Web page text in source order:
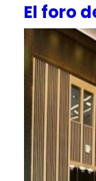
El foro